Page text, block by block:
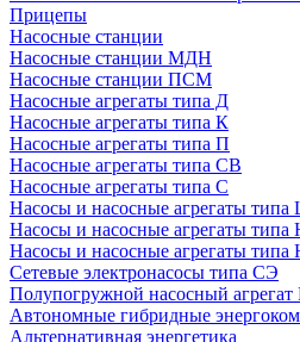
Прицепы
Насосные станции
Насосные станции МДН
Насосные станции ПСМ
Насосные агрегаты типа Д
Насосные агрегаты типа К
Насосные агрегаты типа П
Насосные агрегаты типа СВ
Насосные агрегаты типа С
Насосы и насосные агрегаты типа
Насосы и насосные агрегаты
Насосы и насосные агрегаты
Сетевые электронасосы типа СЭ
Полупогружной насосный
Автономные гибридные
Альтернативная энергетика